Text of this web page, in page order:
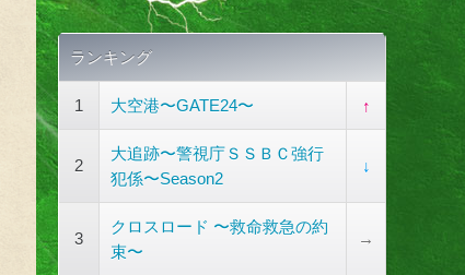
ランキング
1 大空港〜GATE24〜 ↑
2
大追跡〜警視庁ＳＳＢＣ強行
犯係〜Season2
↓
3
クロスロード 〜救命救急の約
束〜
→